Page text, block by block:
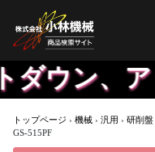
、アッ
トップページ › 機械 › 汎用 › 研削盤
GS-515PF